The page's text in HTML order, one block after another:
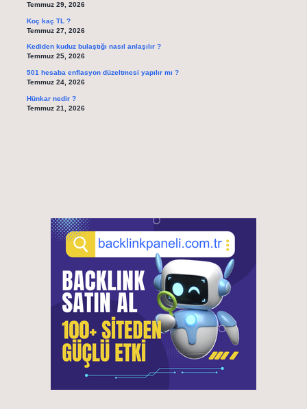
Temmuz 29, 2026
Koç kaç TL ?
Temmuz 27, 2026
Kediden kuduz bulaştığı nasıl anlaşılır ?
Temmuz 25, 2026
501 hesaba enflasyon düzeltmesi yapılır mı ?
Temmuz 24, 2026
Hünkar nedir ?
Temmuz 21, 2026